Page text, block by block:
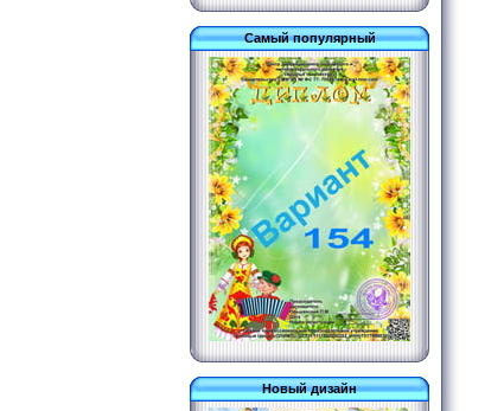
Самый популярный
Новый дизайн